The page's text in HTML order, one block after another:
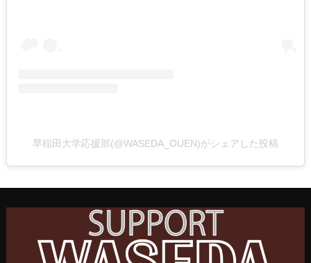
早稲田大学応援部(@WASEDA_OUEN)がシェアした投稿